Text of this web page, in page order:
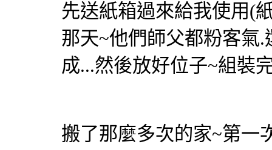
先送紙箱過來給我使用(
那天~他們師父都粉客氣
成...然後放好位子~組裝
搬了那麼多次的家~第一